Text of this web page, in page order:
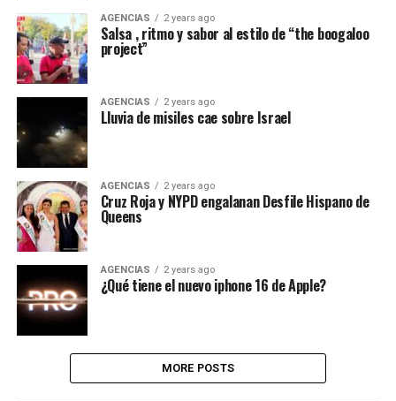
AGENCIAS 2 years ago
Salsa , ritmo y sabor al estilo de “the boogaloo
project”
AGENCIAS 2 years ago
Lluvia de misiles cae sobre Israel
AGENCIAS 2 years ago
Cruz Roja y NYPD engalanan Desfile Hispano de
Queens
AGENCIAS 2 years ago
¿Qué tiene el nuevo iphone 16 de Apple?
MORE POSTS